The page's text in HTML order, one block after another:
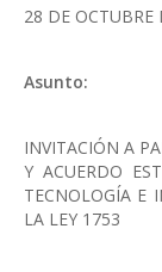
28 DE OCTUBRE
Asunto:
INVITACIÓN A
Y ACUERDO
TECNOLOGÍA E
LA LEY 1753